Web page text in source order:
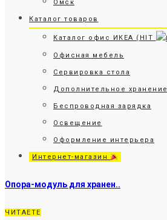
Омск
Каталог товаров
Каталог офис ИКЕА (HIT
Офисная мебель
Сервировка стола
Дополнительное хранение
Беспроводная зарядка
Освещение
Оформление интерьера
Интернет-магазин
Опора-модуль для хранен..
ЧИТАЕТЕ